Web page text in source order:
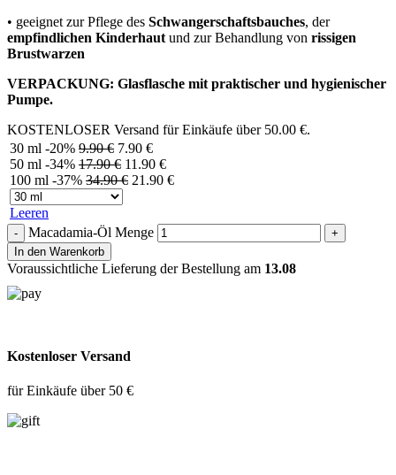
• geeignet zur Pflege des Schwangerschaftsbauches, der
empfindlichen Kinderhaut und zur Behandlung von rissigen
Brustwarzen
VERPACKUNG: Glasflasche mit praktischer und hygienischer
Pumpe.
KOSTENLOSER Versand für Einkäufe über 50.00 €.
30 ml -20% 9.90€ 7.90 €
50 ml -34% 17.90€ 11.90 €
100 ml -37% 34.90€ 21.90 €
Leeren
Macadamia-Öl Menge
In den Warenkorb
Voraussichtliche Lieferung der Bestellung am 13.08
Kostenloser Versand
für Einkäufe über 50 €